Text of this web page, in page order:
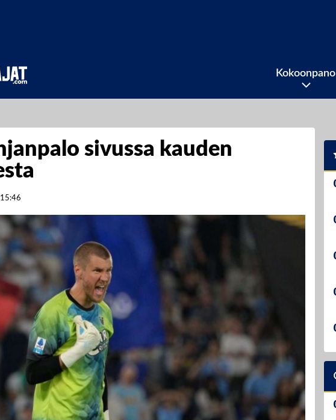
Kokoonpano
sivussa kauden
15:46